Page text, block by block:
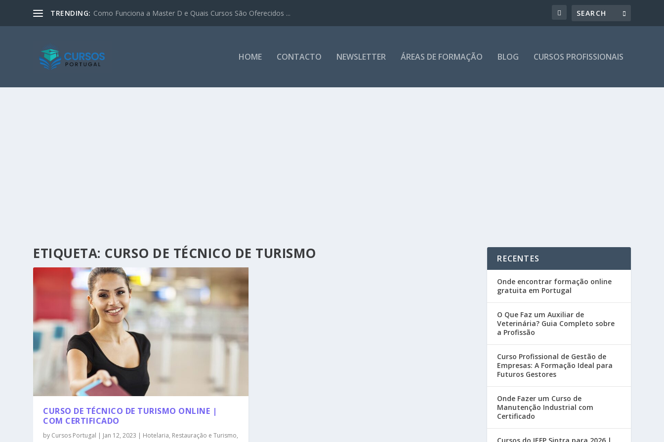
TRENDING: Como Funciona a Master D e Quais Cursos São Oferecidos ...
HOME CONTACTO NEWSLETTER ÁREAS DE FORMAÇÃO BLOG CURSOS PROFISSIONAIS
ETIQUETA: CURSO DE TÉCNICO DE TURISMO
CURSO DE TÉCNICO DE TURISMO ONLINE |
COM CERTIFICADO
by Cursos Portugal | Jan 12, 2023 | Hotelaria, Restauração e Turismo,
RECENTES
Onde encontrar formação online
gratuita em Portugal
O Que Faz um Auxiliar de
Veterinária? Guia Completo sobre
a Profissão
Curso Profissional de Gestão de
Empresas: A Formação Ideal para
Futuros Gestores
Onde Fazer um Curso de
Manutenção Industrial com
Certificado